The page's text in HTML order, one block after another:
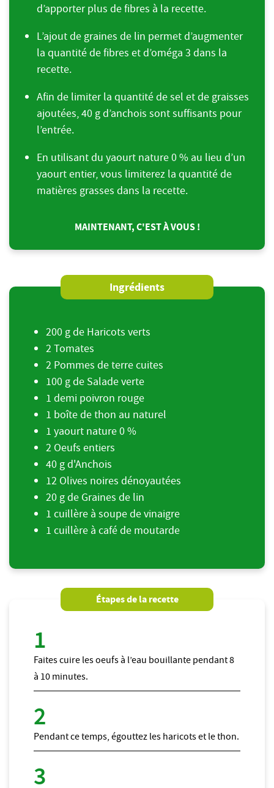
Ingrédients
200 g de Haricots verts
2 Tomates
2 Pommes de terre cuites
100 g de Salade verte
1 demi poivron rouge
1 boîte de thon au naturel
1 yaourt nature 0 %
2 Oeufs entiers
40 g d'Anchois
12 Olives noires dénoyautées
20 g de Graines de lin
1 cuillère à soupe de vinaigre
1 cuillère à café de moutarde
Étapes de la recette
Faites cuire les oeufs à l’eau bouillante pendant 8
à 10 minutes.
Pendant ce temps, égouttez les haricots et le thon.
d’apporter plus de fibres à la recette.
L’ajout de graines de lin permet d’augmenter
la quantité de fibres et d’oméga 3 dans la
recette.
Afin de limiter la quantité de sel et de graisses
ajoutées, 40 g d’anchois sont suffisants pour
l’entrée.
En utilisant du yaourt nature 0 % au lieu d’un
yaourt entier, vous limiterez la quantité de
matières grasses dans la recette.
MAINTENANT, C'EST À VOUS !